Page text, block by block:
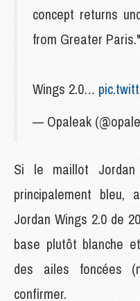
concept returns
from Greater Paris."
Wings 2.0…
— Opaleak
Si le maillot Jordan
principalement bleu,
Jordan Wings 2.0 de
base plutôt blanche
des ailes foncées
confirmer.